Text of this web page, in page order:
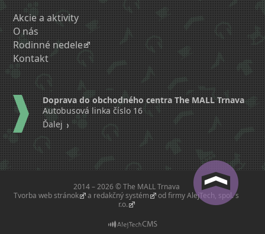
Akcie a aktivity
O nás
Rodinné nedele
Kontakt
Doprava do obchodného centra The MALL Trnava
Autobusová linka číslo 16
Ďalej
2014 – 2026 © The MALL Trnava
Tvorba web stránok
a redakčný systém od firmyAlejTech, spol. s
r.o.